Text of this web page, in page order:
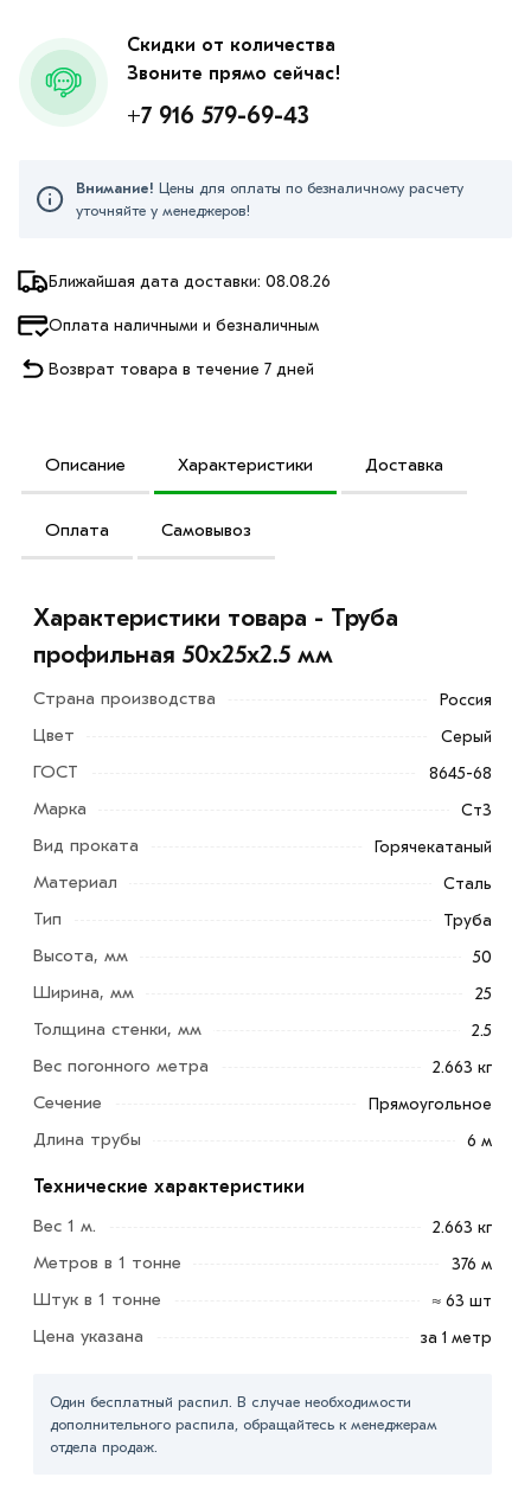
Ближайшая дата доставки: 08.08.26
Оплата наличными и безналичным
Возврат товара в течение 7 дней
Скидки от количества
Звоните прямо сейчас!
+7 916 579-69-43
Внимание! Цены для оплаты по безналичному расчету
уточняйте у менеджеров!
Описание Характеристики Доставка
Оплата Самовывоз
Труба профильная 50х25х2.5 мм является достаточно
прочным, в связи с чем и является универсальным и
востребованным. Для производства используется
Сферы применения:
в строительстве (каркасы построек, временное
ограждение)
при изготовлении металлоконструкций
(строительные леса, ангары)
станки)
сельском хозяйстве (изготовление хранилищ, теплиц,
Характеристики товара - Труба
профильная 50х25х2.5 мм
Страна производства Россия
Цвет Серый
ГОСТ 8645-68
Марка Ст3
Вид проката Горячекатаный
Материал Сталь
Тип Труба
Высота, мм 50
Ширина, мм 25
Толщина стенки, мм 2.5
Вес погонного метра 2.663 кг
Сечение Прямоугольное
Длина трубы 6 м
Технические характеристики
Вес 1 м.
2.663 кг
Метров в 1 тонне 376 м
Штук в 1 тонне ≈ 63 шт
Цена указана за 1 метр
Один бесплатный распил. В случае необходимости
дополнительного распила, обращайтесь к менеджерам
отдела продаж.